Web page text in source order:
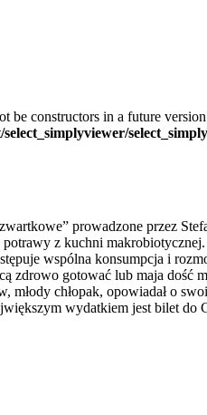
be constructors in a future
prowadzone przez
z kuchni
wspólna konsumpcja i
zdrowo gotować lub maja dość
młody chłopak, opowiadał o
wydatkiem jest bilet